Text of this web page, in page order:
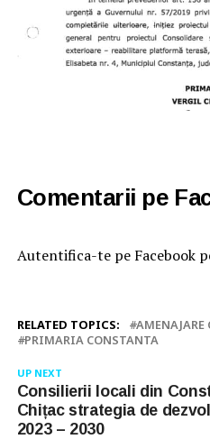
Comentarii pe
Autentifica-te pe Facebook
RELATED TOPICS:
PRIMARIA CONSTANTA
UP NEXT
Consilierii locali din
Chițac strategia de
2023 – 2030